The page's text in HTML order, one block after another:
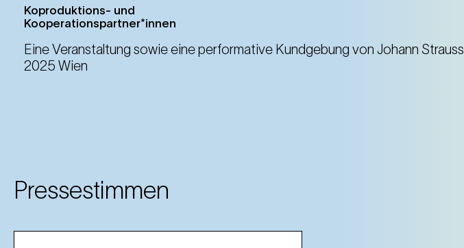
Koproduktions- und
Kooperationspartner*innen
Eine Veranstaltung sowie eine performative Kundgebung von Johann Strauss
2025 Wien
Pressestimmen